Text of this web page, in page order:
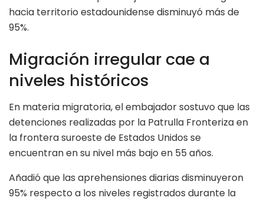
hacia territorio estadounidense disminuyó más de
95%.
Migración irregular cae a
niveles históricos
En materia migratoria, el embajador sostuvo que las
detenciones realizadas por la Patrulla Fronteriza en
la frontera suroeste de Estados Unidos se
encuentran en su nivel más bajo en 55 años.
Añadió que las aprehensiones diarias disminuyeron
95% respecto a los niveles registrados durante la